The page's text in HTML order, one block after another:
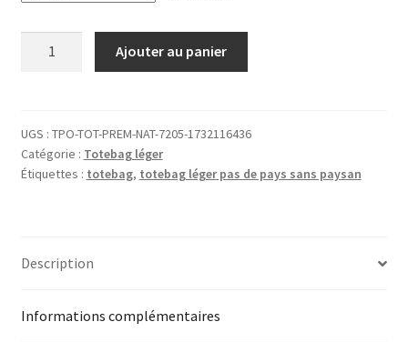
Pas
de
pays
Ajouter au panier
UGS : TPO-TOT-PREM-NAT-7205-1732116436
Catégorie : Totebag léger
Étiquettes : totebag, totebag léger pas de pays sans paysan
Description
Informations complémentaires